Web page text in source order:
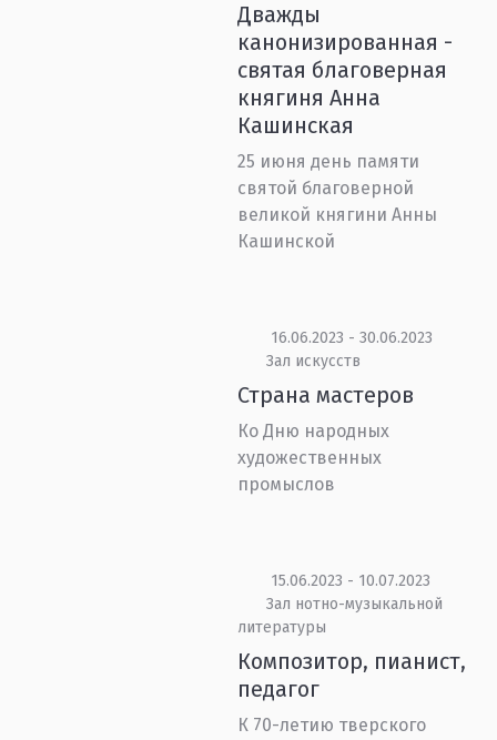
Дважды
канонизированная -
святая благоверная
княгиня Анна
Кашинская
25 июня день памяти
святой благоверной
великой княгини Анны
Кашинской
16.06.2023 - 30.06.2023
Зал искусств
Страна мастеров
Ко Дню народных
художественных
промыслов
15.06.2023 - 10.07.2023
Зал нотно-музыкальной
литературы
Композитор, пианист,
педагог
К 70-летию тверского